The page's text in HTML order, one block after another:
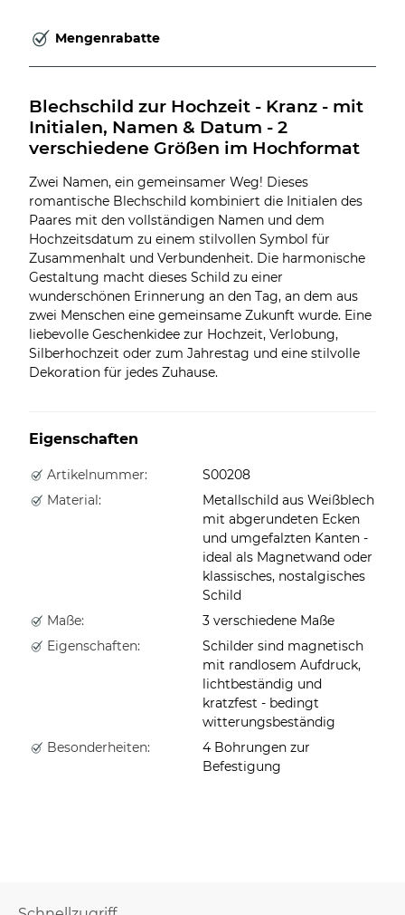
Mengenrabatte
Blechschild zur Hochzeit - Kranz - mit
Initialen, Namen & Datum - 2
verschiedene Größen im Hochformat
Zwei Namen, ein gemeinsamer Weg! Dieses
romantische Blechschild kombiniert die Initialen des
Paares mit den vollständigen Namen und dem
Hochzeitsdatum zu einem stilvollen Symbol für
Zusammenhalt und Verbundenheit. Die harmonische
Gestaltung macht dieses Schild zu einer
wunderschönen Erinnerung an den Tag, an dem aus
zwei Menschen eine gemeinsame Zukunft wurde. Eine
liebevolle Geschenkidee zur Hochzeit, Verlobung,
Silberhochzeit oder zum Jahrestag und eine stilvolle
Dekoration für jedes Zuhause.
Eigenschaften
Artikelnummer:
S00208
Material:
Metallschild aus Weißblech
mit abgerundeten Ecken
und umgefalzten Kanten -
ideal als Magnetwand oder
klassisches, nostalgisches
Schild
Maße:
3 verschiedene Maße
Eigenschaften:
Schilder sind magnetisch
mit randlosem Aufdruck,
lichtbeständig und
kratzfest - bedingt
witterungsbeständig
Besonderheiten:
4 Bohrungen zur
Befestigung